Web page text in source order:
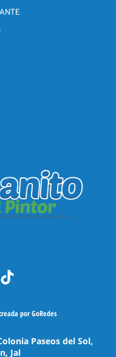
por GoRedes
Paseos del Sol,
Jal